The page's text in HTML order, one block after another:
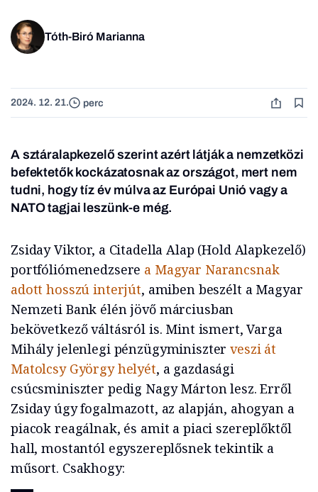
Tóth-Biró Marianna
2024. 12. 21. perc
A sztáralapkezelő szerint azért látják a nemzetközi
befektetők kockázatosnak az országot, mert nem
tudni, hogy tíz év múlva az Európai Unió vagy a
NATO tagjai leszünk-e még.
Zsiday Viktor, a Citadella Alap (Hold Alapkezelő)
portfóliómenedzsere a Magyar Narancsnak
adott hosszú interjút, amiben beszélt a Magyar
Nemzeti Bank élén jövő márciusban
bekövetkező váltásról is. Mint ismert, Varga
Mihály jelenlegi pénzügyminiszterveszi át
Matolcsy György helyét, a gazdasági
csúcsminiszter pedig Nagy Márton lesz. Erről
Zsiday úgy fogalmazott, az alapján, ahogyan a
piacok reagálnak, és amit a piaci szereplőktől
hall, mostantól egyszereplősnek tekintik a
műsort. Csakhogy: